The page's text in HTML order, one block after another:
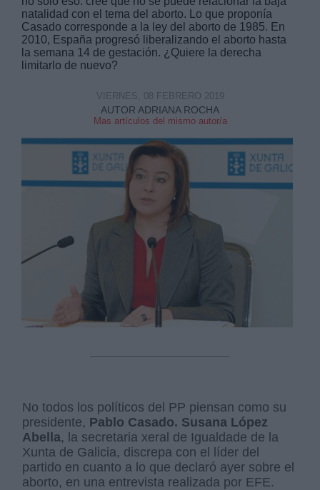
natalidad con el tema del aborto. Lo que proponía
Casado corresponde a la ley del aborto de 1985. En
2010, España progresó liberalizando el aborto hasta
la semana 14 de gestación. ¿Quiere la derecha
limitarlo de nuevo?
AUTOR ADRIANA ROCHA
Mas artículos del mismo autor/a
VIERNES, 08 FEBRERO 2019
No todos los políticos del PP piensan como su
presidente, Pablo Casado. Susana López
Abella, la secretaria xeral de Igualdade de la
Xunta de Galicia, discrepa con el líder del
partido en cuanto a lo que declaró ayer sobre el
aborto, en una entrevista realizada por EFE.
Derechos:
link